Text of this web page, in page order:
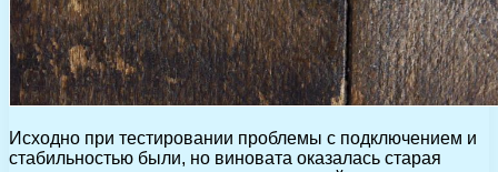
Исходно при тестировании проблемы с подключением и
стабильностью были, но виновата оказалась старая